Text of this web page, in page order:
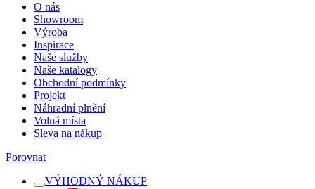
O nás
Showroom
Výroba
Inspirace
Naše služby
Naše katalogy
Obchodní podmínky
Projekt
Náhradní plnění
Volná místa
Sleva na nákup
Porovnat
VÝHODNÝ NÁKUP